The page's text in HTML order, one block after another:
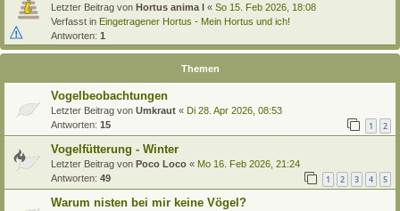
Letzter Beitrag von Hortus anima l « So 15. Feb 2026, 18:08
Verfasst in Eingetragener Hortus - Mein Hortus und ich!
Antworten: 1
Themen
Vogelbeobachtungen
Letzter Beitrag von Umkraut « Di 28. Apr 2026, 08:53
Antworten: 15 1 2
Vogelfütterung - Winter
Letzter Beitrag von Poco Loco « Mo 16. Feb 2026, 21:24
Antworten: 49 1 2 3 4 5
Warum nisten bei mir keine Vögel?